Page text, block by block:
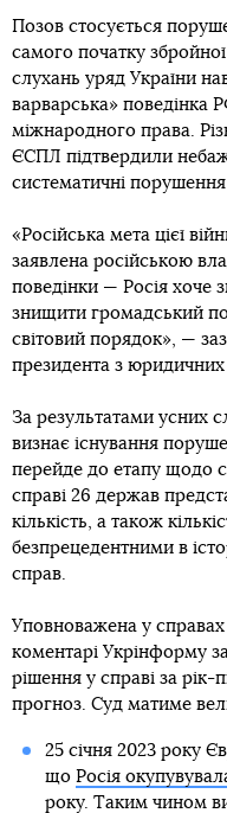
Позов стосується
самого початку збройної
слухань уряд України
варварська» поведінка
міжнародного права.
ЄСПЛ підтвердили
систематичні
«Російська мета цієї
заявлена російською
поведінки — Росія хоче
знищити громадський
світовий порядок», —
президента з
За результатами усних
визнає існування
перейде до етапу щодо
справі 26 держав
кількість, а також
безпрецедентними в
справ.
Уповноважена у
коментарі Укрінформу
рішення у справі за
прогноз. Суд матиме
25 січня 2023 року
що Росія
року. Таким чином